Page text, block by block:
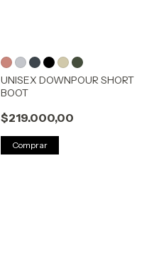
UNISEX DOWNPOUR SHORT
BOOT
$219.000,00
Comprar